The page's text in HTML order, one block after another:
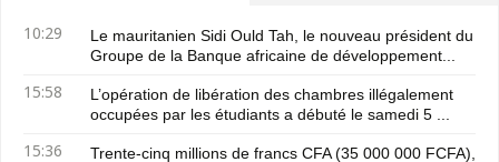
10:29
Le mauritanien Sidi Ould Tah, le nouveau président du
Groupe de la Banque africaine de développement...
15:58
L’opération de libération des chambres illégalement
occupées par les étudiants a débuté le samedi 5 ...
15:36
Trente-cinq millions de francs CFA (35 000 000 FCFA),